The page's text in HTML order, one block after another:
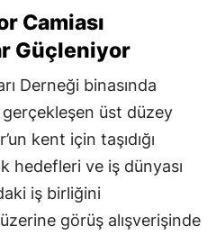
Camiası
Güçleniyor
Derneği binasında
üst düzey
kent için taşıdığı
hedefleri ve iş dünyası
iş birliğini
görüş alışverişinde